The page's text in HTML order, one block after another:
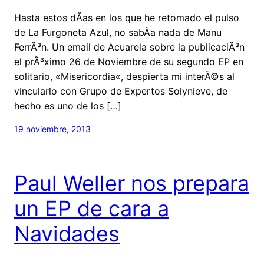
Hasta estos dÃ­as en los que he retomado el pulso
de La Furgoneta Azul, no sabÃ­a nada de Manu
FerrÃ³n. Un email de Acuarela sobre la publicaciÃ³n
el prÃ³ximo 26 de Noviembre de su segundo EP en
solitario, «Misericordia«, despierta mi interÃ©s al
vincularlo con Grupo de Expertos Solynieve, de
hecho es uno de los […]
19 noviembre, 2013
Paul Weller nos prepara
un EP de cara a
Navidades